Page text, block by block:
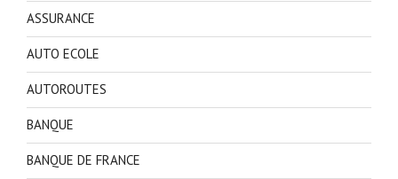
ASSURANCE
AUTO ECOLE
AUTOROUTES
BANQUE
BANQUE DE FRANCE